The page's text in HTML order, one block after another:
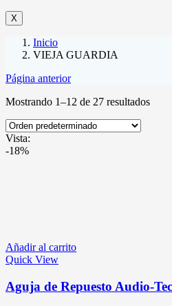
X
Inicio
VIEJA GUARDIA
Página anterior
Mostrando 1–12 de 27 resultados
Vista:
-18%
Añadir al carrito
Quick View
Aguja de Repuesto Audio-